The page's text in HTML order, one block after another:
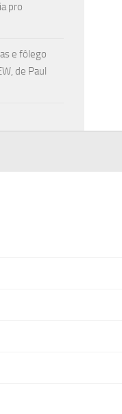
pro
e fôlego
de Paul